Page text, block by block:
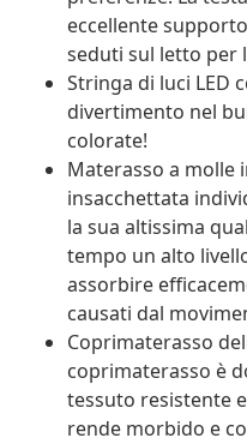
eccellente
seduti sul letto per
Stringa di luci LED
divertimento nel
colorate!
Materasso a molle
insacchettata
la sua altissima
tempo un alto
assorbire
causati dal
Coprimaterasso
coprimaterasso è
tessuto resistente
rende morbido e